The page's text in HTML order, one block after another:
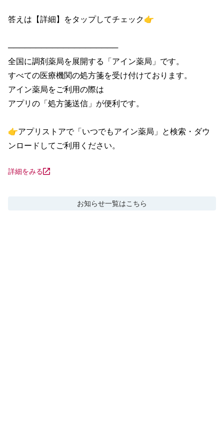
答えは【詳細】をタップしてチェック👉
────────────────────
全国に調剤薬局を展開する「アイン薬局」です。
すべての医療機関の処方箋を受け付けております。
アイン薬局をご利用の際は
アプリの「処方箋送信」が便利です。
👉アプリストアで「いつでもアイン薬局」と検索・ダウ
ンロードしてご利用ください。
詳細をみる
お知らせ一覧はこちら